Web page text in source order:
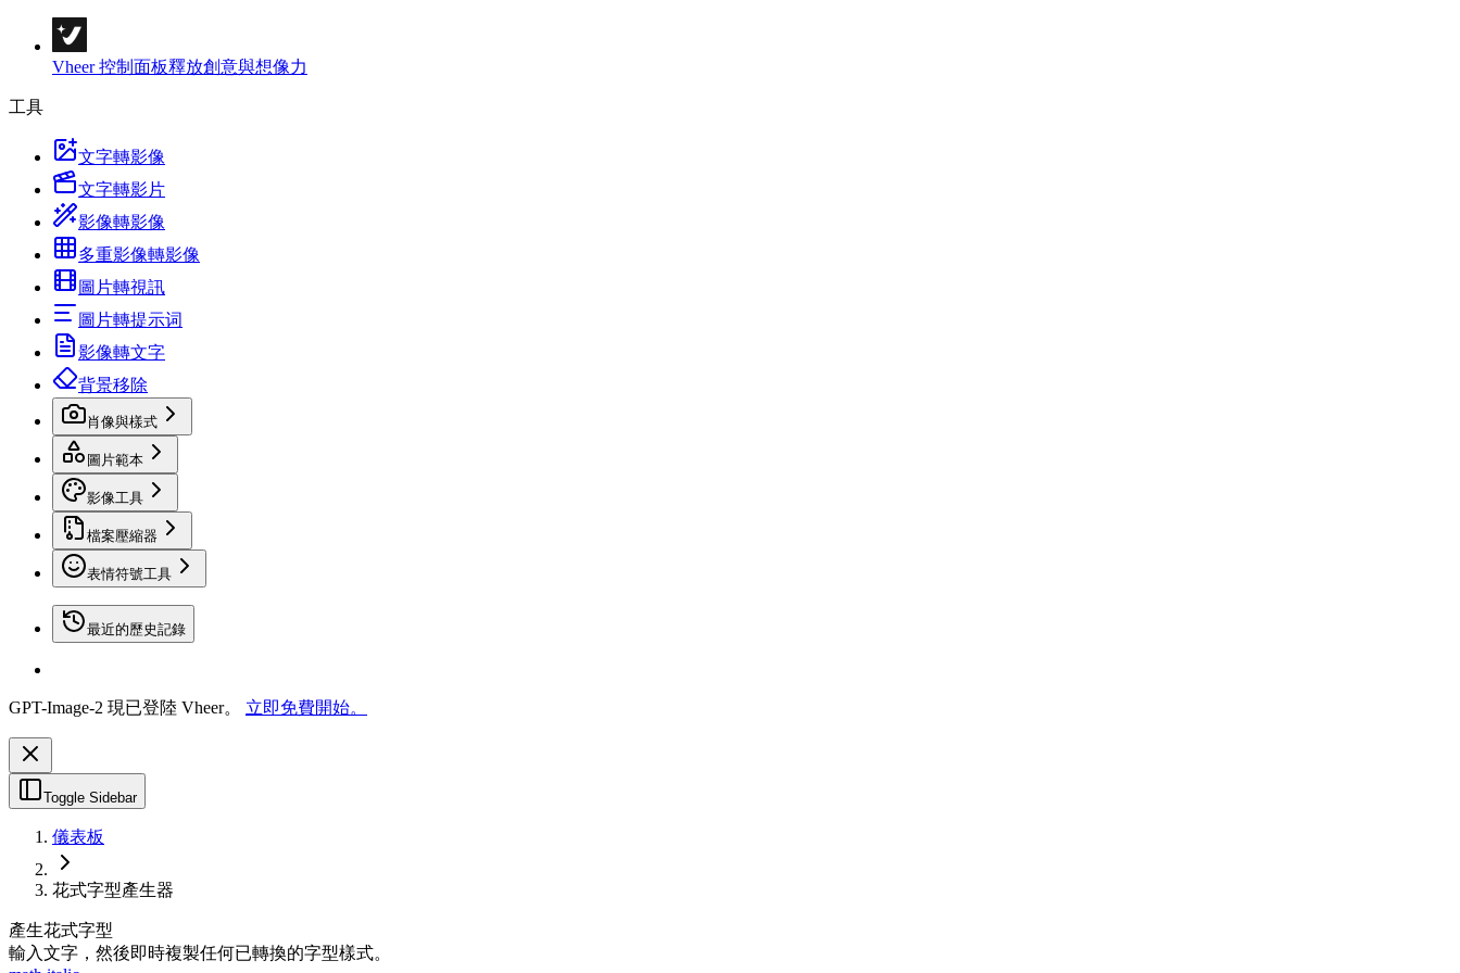
Vheer 控制面板釋放創意與想像力
工具
文字轉影像
文字轉影片
影像轉影像
多重影像轉影像
圖片轉視訊
圖片轉提示词
影像轉文字
背景移除
肖像與樣式
圖片範本
影像工具
檔案壓縮器
表情符號工具
最近的歷史記錄
GPT-Image-2 現已登陸 Vheer。 立即免費開始。
Toggle Sidebar
儀表板
花式字型產生器
產生花式字型
輸入文字，然後即時複製任何已轉換的字型樣式。